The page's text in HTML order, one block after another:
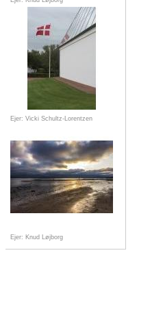
Ejer: Vicki Schultz-Lorentzen
Ejer: Knud Løjborg